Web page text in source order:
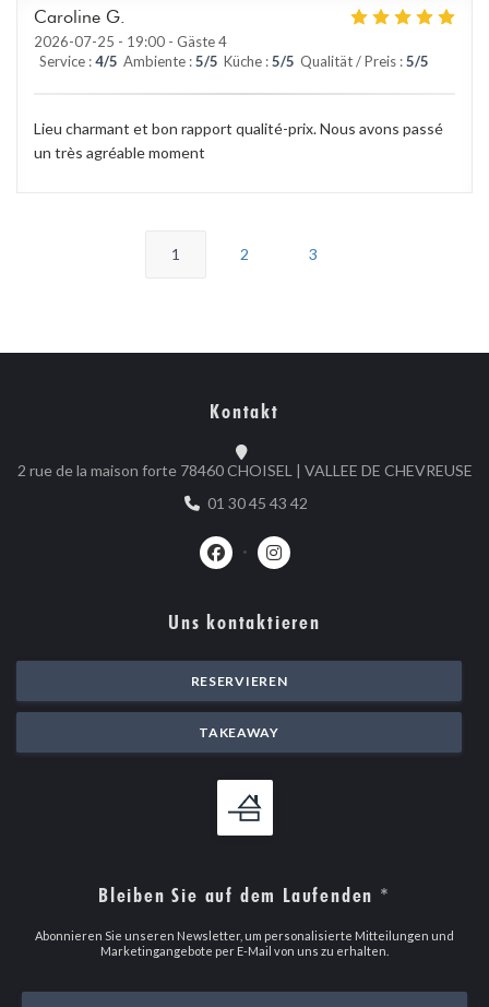
Caroline G
2026-07-25 - 19:00 - Gäste 4
Service :4/5 Ambiente :5/5 Küche :5/5 Qualität / Preis :5/5
Lieu charmant et bon rapport qualité-prix. Nous avons passé
un très agréable moment
1 2 3
Kontakt
2 rue de la maison forte 78460 CHOISEL | VALLEE DE CHEVREUSE
01 30 45 43 42
Facebook ((öffnet ein neues
Instagram ((öffnet ein neues
Uns kontaktieren
RESERVIEREN
TAKEAWAY
Bleiben Sie auf dem Laufenden *
Abonnieren Sie unseren Newsletter, um personalisierte Mitteilungen und
Marketingangebote per E-Mail von uns zu erhalten.